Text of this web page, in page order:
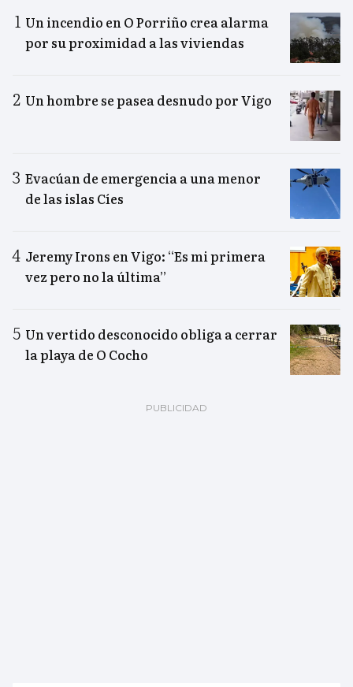
Un incendio en O Porriño crea alarma
por su proximidad a las viviendas
Un hombre se pasea desnudo por Vigo
Evacúan de emergencia a una menor
de las islas Cíes
Jeremy Irons en Vigo: “Es mi primera
vez pero no la última”
Un vertido desconocido obliga a cerrar
la playa de O Cocho